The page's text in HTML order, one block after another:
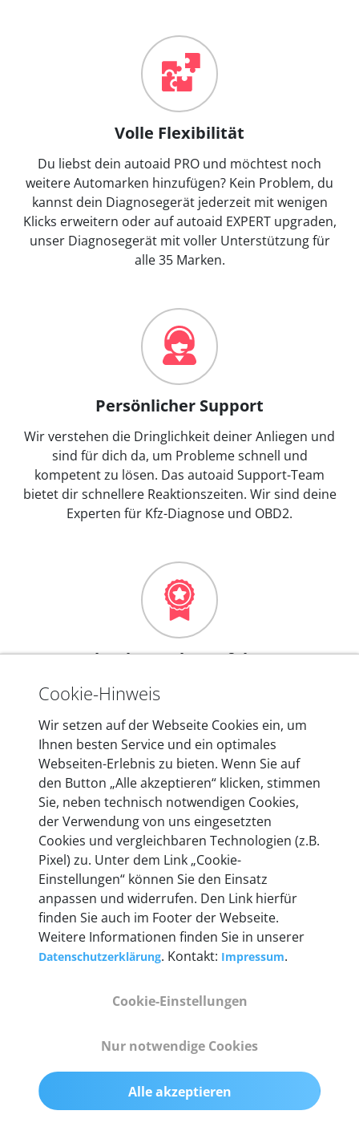
Volle Flexibilität
Du liebst dein autoaid PRO und möchtest noch
weitere Automarken hinzufügen? Kein Problem, du
kannst dein Diagnosegerät jederzeit mit wenigen
Klicks erweitern oder auf autoaid EXPERT upgraden,
unser Diagnosegerät mit voller Unterstützung für
alle 35 Marken.
Persönlicher Support
Wir verstehen die Dringlichkeit deiner Anliegen und
sind für dich da, um Probleme schnell und
kompetent zu lösen. Das autoaid Support-Team
bietet dir schnellere Reaktionszeiten. Wir sind deine
Experten für Kfz-Diagnose und OBD2.
Mehr als 10 Jahre Erfahrung
In den Kfz-Diagnosegeräten von autoaid stecken
entwickeln wir unsere Produkte am Standort in
Berlin laufend weiter. Auf diese Qualität vertrauen
heute mehr als 60.000 Privatkunden und
Unternehmen.
Technische Details &
Lieferumfang
55 mm x 25 mm x 12 mm
200 g
Cookie-Hinweis
Wir setzen auf der Webseite Cookies ein, um
Ihnen besten Service und ein optimales
Webseiten-Erlebnis zu bieten. Wenn Sie auf
den Button „Alle akzeptieren“ klicken, stimmen
Sie, neben technisch notwendigen Cookies,
der Verwendung von uns eingesetzten
Cookies und vergleichbaren Technologien (z.B.
Pixel) zu. Unter dem Link „Cookie-
Einstellungen“ können Sie den Einsatz
anpassen und widerrufen. Den Link hierfür
finden Sie auch im Footer der Webseite.
Weitere Informationen finden Sie in unserer
Datenschutzerklärung. Kontakt: Impressum.
Cookie-Einstellungen
Nur notwendige Cookies
Alle akzeptieren